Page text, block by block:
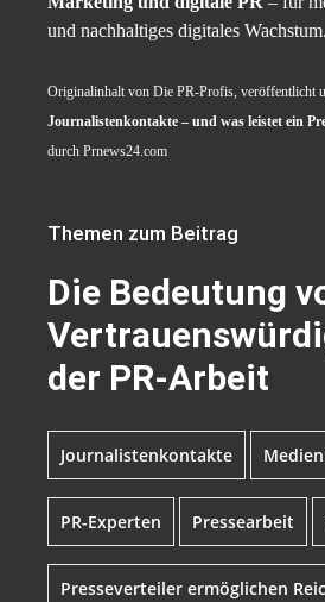
und nachhaltiges digitales Wachstum.
Originalinhalt von Die PR-Profis, veröffentlicht
Journalistenkontakte – und was leistet ein
durch Prnews24.com
Themen zum Beitrag
Die Bedeutung
der PR-Arbeit
Journalistenkontakte
PR-Experten Pressearbeit
Presseverteiler ermöglichen